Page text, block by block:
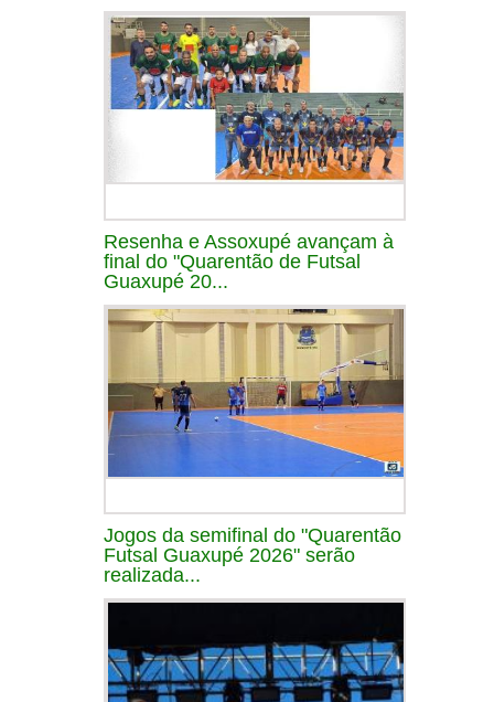
Resenha e Assoxupé avançam à
final do "Quarentão de Futsal
Guaxupé 20...
Jogos da semifinal do "Quarentão
Futsal Guaxupé 2026" serão
realizada...